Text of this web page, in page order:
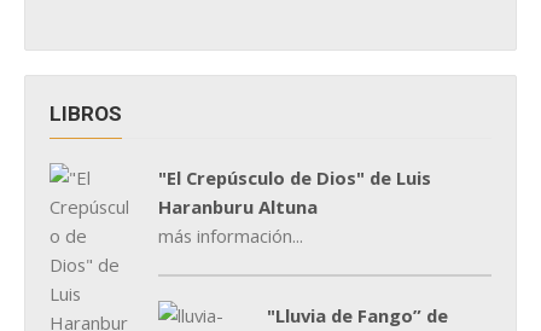
LIBROS
"El Crepúsculo de Dios" de Luis
Haranburu Altuna
más información...
"Lluvia de Fango” de